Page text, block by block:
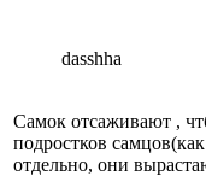
dasshha
Самок отсаживают ,
подростков
отдельно, они